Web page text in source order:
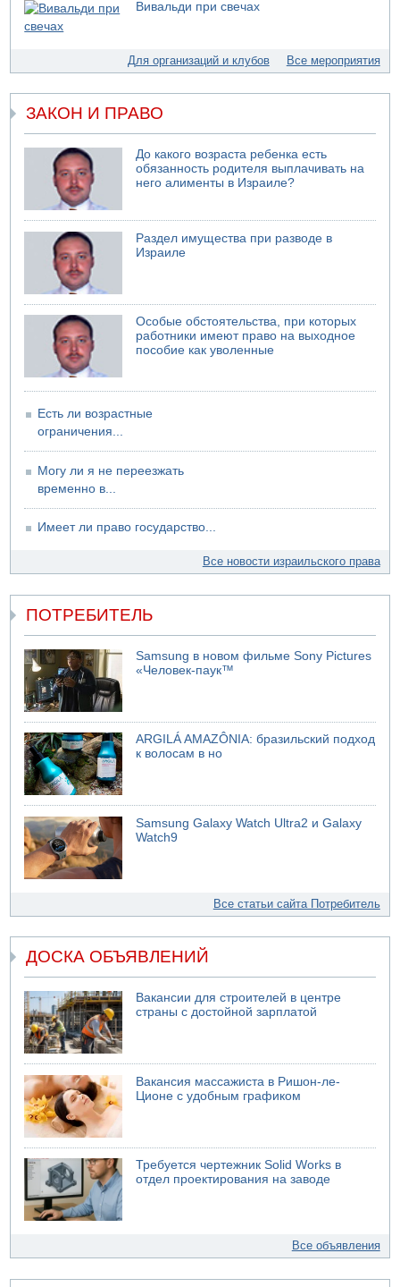
Министр обороны ушел с заседания кабинета на
07.08.2026 11:05
Саудовская Аравия опасается нападения хуситов и
иракских ополченцев
07.08.2026 08:29
В Бат-Яме утонул мужчина
07.08.2026 08:29
Стрельба в школе Таиланда
07.08.2026 06:47
Недалеко от Бейт-Шемеша погиб велосипедист
07.08.2026 06:24
Саудовская Аравия сообщает о нападении хуситов
Вивальди при свечах
Для организаций и клубов Все мероприятия
ЗАКОН И ПРАВО
До какого возраста ребенка есть
обязанность родителя выплачивать на
него алименты в Израиле?
Раздел имущества при разводе в
Израиле
Особые обстоятельства, при которых
работники имеют право на выходное
пособие как уволенные
Есть ли возрастные
ограничения...
Могу ли я не переезжать
временно в...
Имеет ли право государство...
Все новости израильского права
ПОТРЕБИТЕЛЬ
Samsung в новом фильме Sony Pictures
«Человек-паук™
ARGILÁ AMAZÔNIA: бразильский подход
к волосам в но
Samsung Galaxy Watch Ultra2 и Galaxy
Watch9
Все статьи сайта Потребитель
ДОСКА ОБЪЯВЛЕНИЙ
Вакансии для строителей в центре
страны с достойной зарплатой
Вакансия массажиста в Ришон-ле-
Ционе с удобным графиком
Требуется чертежник Solid Works в
отдел проектирования на заводе
Все объявления